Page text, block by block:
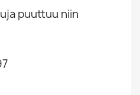
puuttuu niin